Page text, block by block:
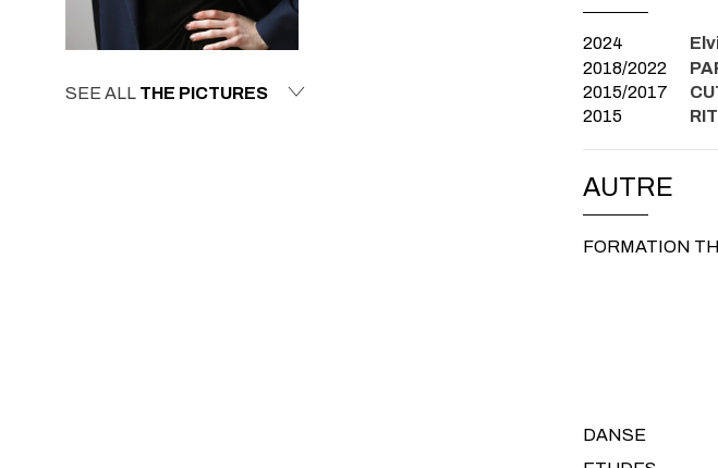
SEE ALL THE PICTURES
2024
2018/2022
2015/2017
2015
AUTRE
FORMATION
DANSE